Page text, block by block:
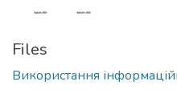
Files
Використання